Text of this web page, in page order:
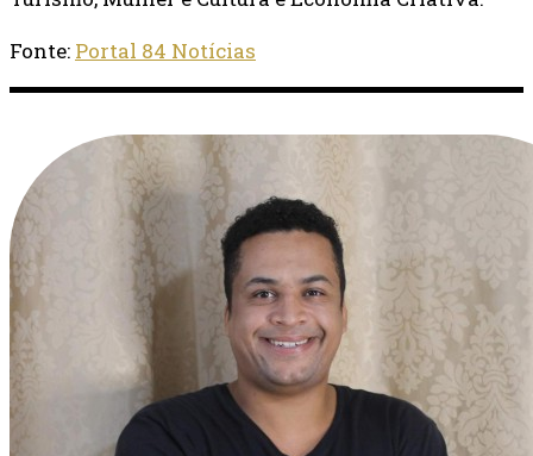
Fonte: Portal 84 Notícias